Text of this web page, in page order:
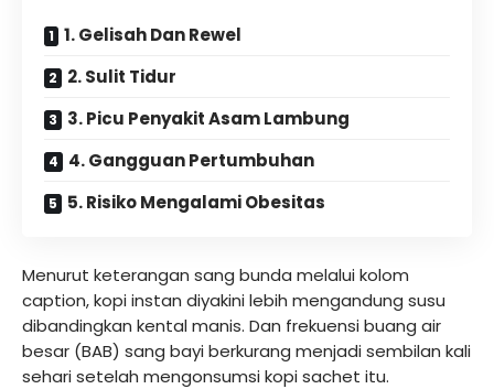
1. Gelisah Dan Rewel
2. Sulit Tidur
3. Picu Penyakit Asam Lambung
4. Gangguan Pertumbuhan
5. Risiko Mengalami Obesitas
Menurut keterangan sang bunda melalui kolom
caption, kopi instan diyakini lebih mengandung susu
dibandingkan kental manis. Dan frekuensi buang air
besar (BAB) sang bayi berkurang menjadi sembilan kali
sehari setelah mengonsumsi kopi sachet itu.